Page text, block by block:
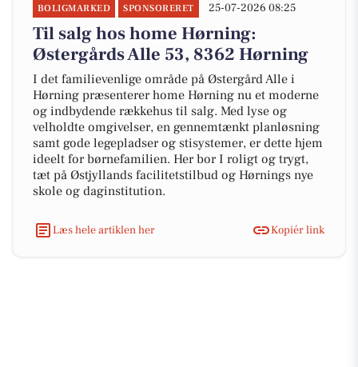
BOLIGMARKED SPONSORERET 25-07-2026 08:25
Til salg hos home Hørning:
Østergårds Alle 53, 8362 Hørning
I det familievenlige område på Østergård Alle i
Hørning præsenterer home Hørning nu et moderne
og indbydende rækkehus til salg. Med lyse og
velholdte omgivelser, en gennemtænkt planløsning
samt gode legepladser og stisystemer, er dette hjem
ideelt for børnefamilien. Her bor I roligt og trygt,
tæt på Østjyllands facilitetstilbud og Hørnings nye
skole og daginstitution.
Læs hele artiklen her Kopiér link